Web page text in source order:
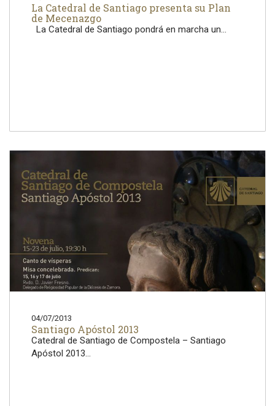
La Catedral de Santiago presenta su Plan
de Mecenazgo
La Catedral de Santiago pondrá en marcha un...
04/07/2013
Santiago Apóstol 2013
Catedral de Santiago de Compostela – Santiago
Apóstol 2013...